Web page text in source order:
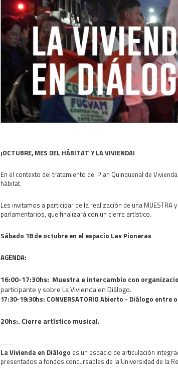
¡OCTUBRE, MES DEL HÁBITAT Y LA VIVIENDA!
En el contexto del tratamiento del Plan Quinquenal de
hábitat.
Les invitamos a participar de la realización de una
parlamentarios, que finalizará con un cierre artístico.
Sábado 18 de octubre en el espacio Las Pioneras
AGENDA:
16:00-17:30hs: Muestra e intercambio con
participante y sobre La Vivienda en Diálogo.
17:30-19:30hs: CONVERSATORIO Abierto - Diálogo
20hs:. Cierre artístico musical.
----
La Vivienda en Diálogo es un espacio de articulación
presentados a fondos concursables de la Universidad de la